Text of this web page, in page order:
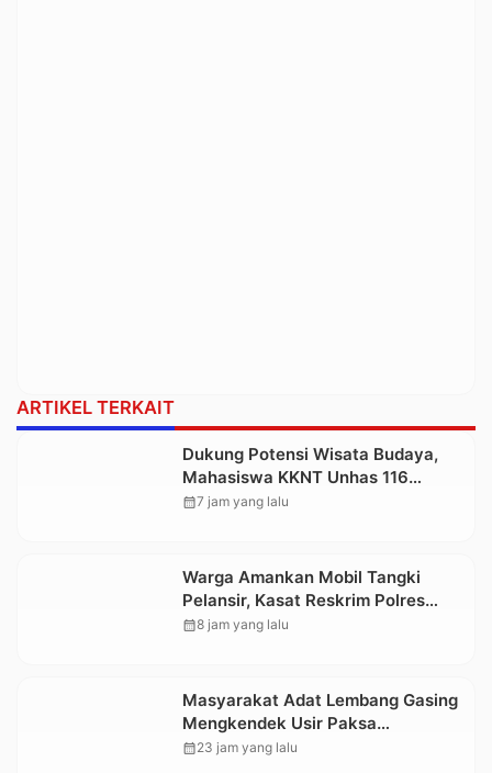
ARTIKEL TERKAIT
Dukung Potensi Wisata Budaya,
Mahasiswa KKNT Unhas 116
Kelurahan Nonongan Utara Pasang
calendar_month7 jam yang lalu
Warga Amankan Mobil Tangki
Pelansir, Kasat Reskrim Polres
Toraja Utara: Proses Hukum
calendar_month8 jam yang lalu
Masyarakat Adat Lembang Gasing
Mengkendek Usir Paksa
Penggarap yang Rusak Kawasan
calendar_month23 jam yang lalu